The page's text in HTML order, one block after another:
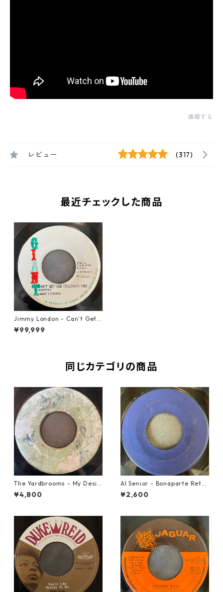
通報する
レビュー (317)
最近チェックした商品
Jimmy London - Can't Get
Use To Losing You【7-2168
5】
¥99,999
同じカテゴリの商品
The Yardbrooms - My Desir
e【7-21922】
¥4,800
Al Senior - Bonaparte Retre
at【7-21861】
¥2,600